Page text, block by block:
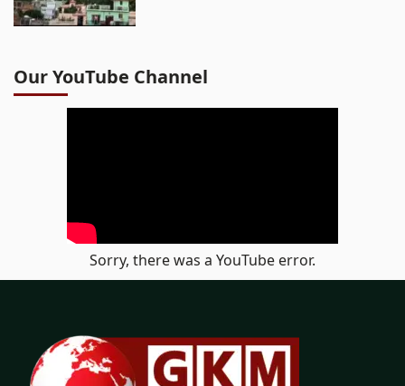
Our YouTube Channel
Sorry, there was a YouTube error.